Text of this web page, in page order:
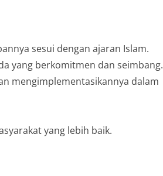
sesui dengan ajaran Islam.
yang berkomitmen dan seimbang.
mengimplementasikannya dalam
yang lebih baik.